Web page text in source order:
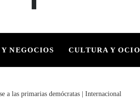
NEGOCIOS CULTURA Y OCIO
a las primarias demócratas | Internacional